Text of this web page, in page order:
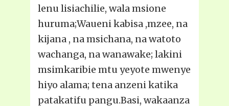
lenu lisiachilie, wala msione
huruma;Waueni kabisa ,mzee, na
kijana , na msichana, na watoto
wachanga, na wanawake; lakini
msimkaribie mtu yeyote mwenye
hiyo alama; tena anzeni katika
patakatifu pangu.Basi, wakaanza